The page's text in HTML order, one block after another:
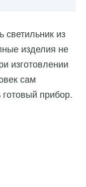
светильник из
изделия не
изготовлении
сам
готовый прибор.